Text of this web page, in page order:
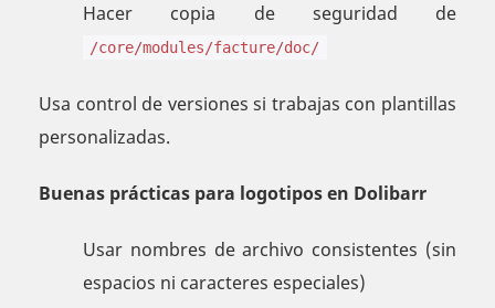
Hacer copia de seguridad de
/core/modules/facture/doc/
Usa control de versiones si trabajas con plantillas
personalizadas.
Buenas prácticas para logotipos en Dolibarr
Usar nombres de archivo consistentes (sin
espacios ni caracteres especiales)